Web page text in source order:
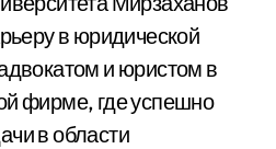
в юридической
и юристом в
фирме, где успешно
в области